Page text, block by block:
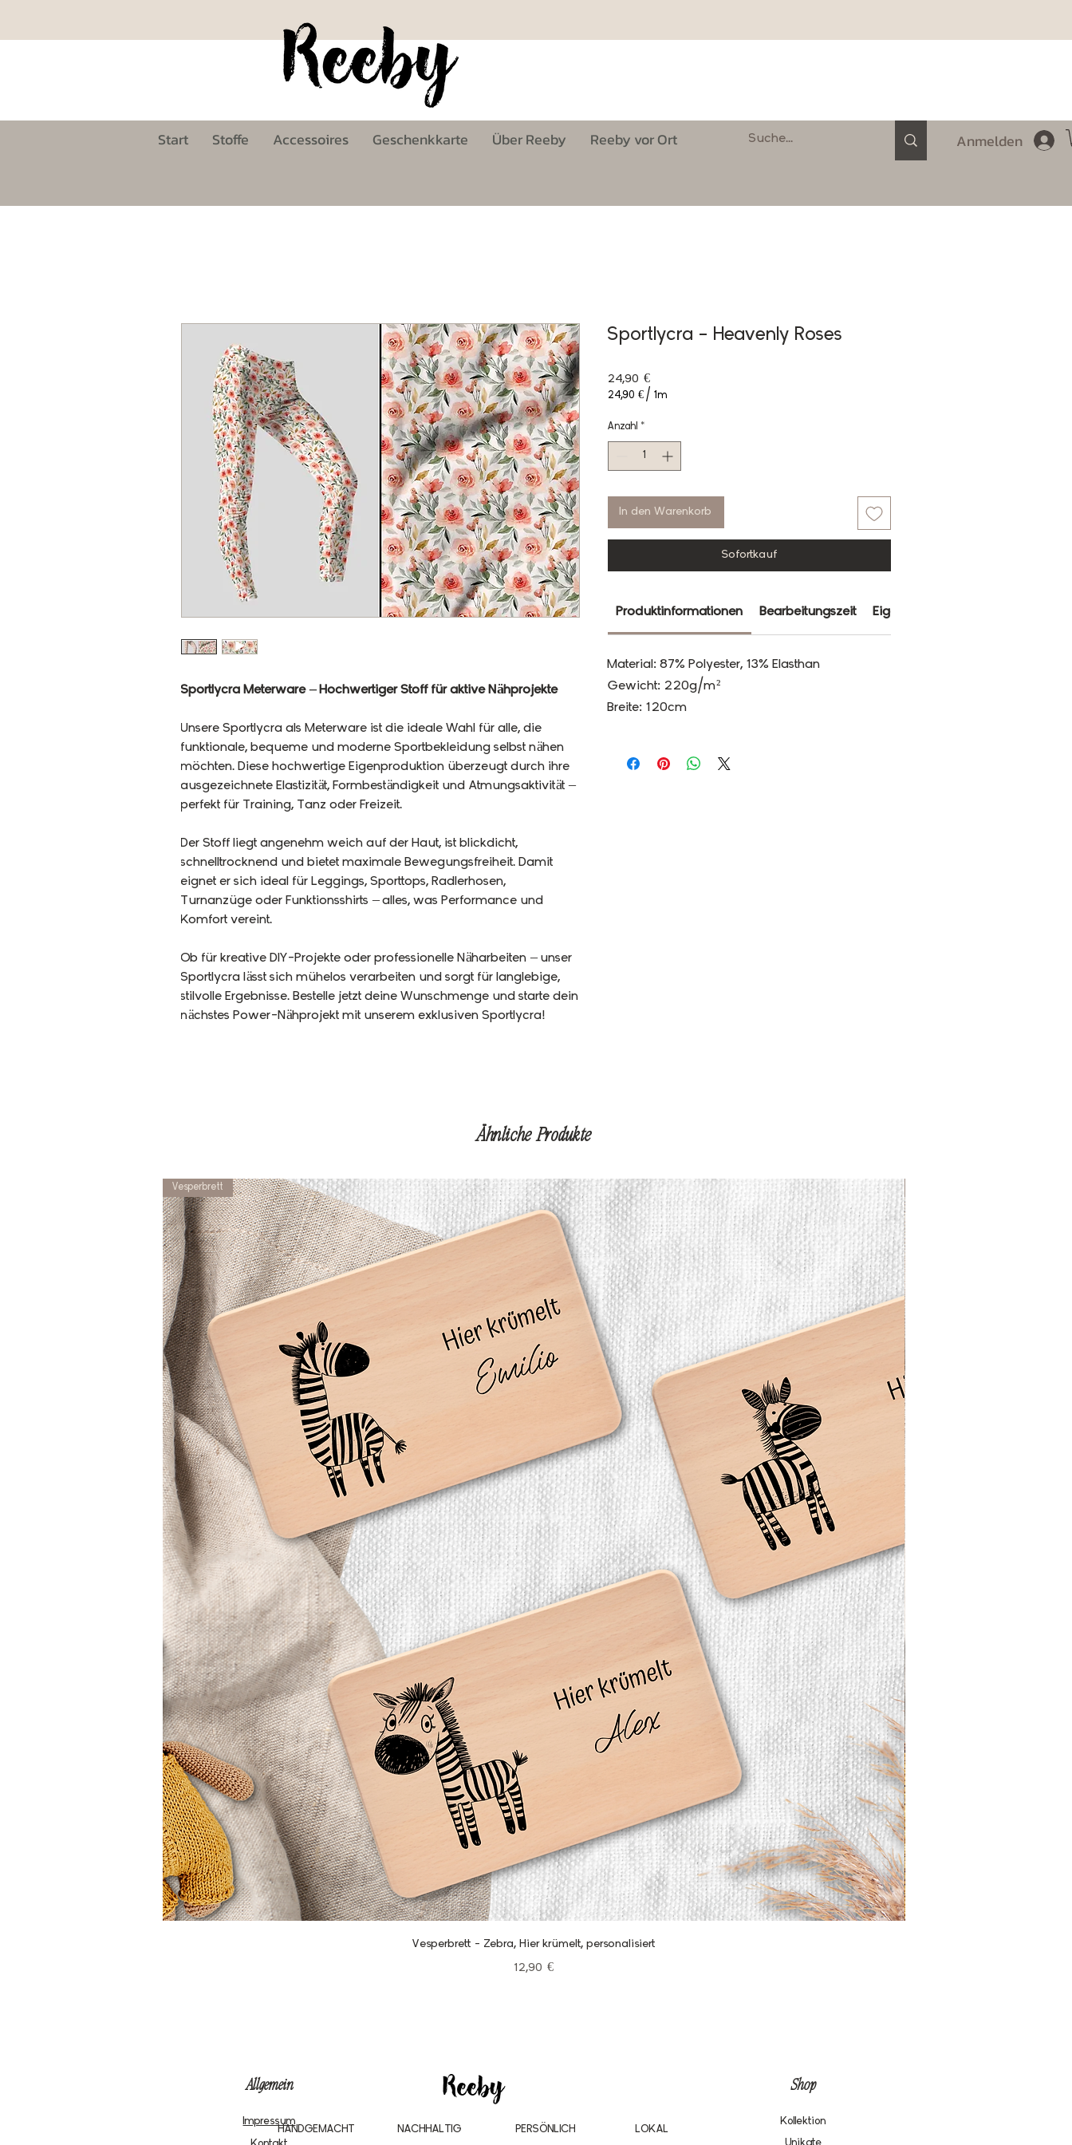
Start Stoffe Accessoires Geschenkkarte Über Reeby Reeby vor Ort Anmelden
Sportlycra Meterware – Hochwertiger Stoff für aktive Nähprojekte
Unsere Sportlycra als Meterware ist die ideale Wahl für alle, die
funktionale, bequeme und moderne Sportbekleidung selbst nähen
möchten. Diese hochwertige Eigenproduktion überzeugt durch ihre
ausgezeichnete Elastizität, Formbeständigkeit und Atmungsaktivität –
perfekt für Training, Tanz oder Freizeit.
Der Stoff liegt angenehm weich auf der Haut, ist blickdicht,
schnelltrocknend und bietet maximale Bewegungsfreiheit. Damit
eignet er sich ideal für Leggings, Sporttops, Radlerhosen,
Turnanzüge oder Funktionsshirts – alles, was Performance und
Komfort vereint.
Ob für kreative DIY-Projekte oder professionelle Näharbeiten – unser
Sportlycra lässt sich mühelos verarbeiten und sorgt für langlebige,
stilvolle Ergebnisse. Bestelle jetzt deine Wunschmenge und starte dein
nächstes Power-Nähprojekt mit unserem exklusiven Sportlycra!
Sportlycra - Heavenly Roses
24,90 €Preis
24,90 € / 1m
pro
1
Anzahl *
In den Warenkorb
Sofortkauf
Produktinformationen Bearbeitungszeit Eigenschaften
Material: 87% Polyester, 13% Elasthan
Gewicht: 220g/m²
Breite: 120cm
Ähnliche Produkte
Schnellansicht
Vesperbrett
Vesperbrett - Zebra, Hier krümelt, personalisiert
Preis
12,90 €
Allgemein
Impressum
HANDGEMACHT NACHHALTIG PERSÖNLICH LOKAL
Shop
Unikate
Kollektion